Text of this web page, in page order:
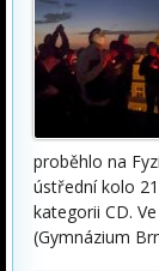
proběhlo na
ústřední kolo
kategorii CD.
(Gymnázium